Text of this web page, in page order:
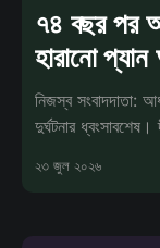
৭৪ বছর পর
হারানো প্যান
নিজস্ব সংবাদদাতা:
দুর্ঘটনার
২৩ জুল ২০২৬